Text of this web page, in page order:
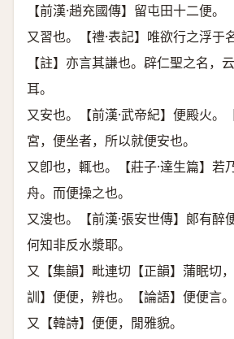
【前漢·趙充國傳】留屯田十二便。
又習也。【禮·表記】唯欲行之浮于
【註】亦言其謙也。辟仁聖之名，
耳。
又安也。【前漢·武帝紀】便殿火。
宮，便坐者，所以就便安也。
又卽也，輒也。【莊子·達生篇】若
舟。而便操之也。
又溲也。【前漢·張安世傳】郞有醉
何知非反水漿耶。
又【集韻】毗連切【正韻】蒲眠切，
訓】便便，辨也。【論語】便便言。
又【韓詩】便便，閒雅貌。